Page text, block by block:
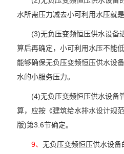
水所需压力减去小可利用水压就
(3)无负压变频恒压供水设备
算后再确定，小可利用水压不能
能够确保无负压变频恒压供水设
水的小服务压力。
(4)无负压变频恒压供水设备
算，应按《建筑给水排水设计规
版)第3.6节确定。
9、 无负压变频恒压供水设